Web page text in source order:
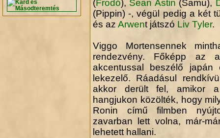
(Frodó), Sean Astin (Samu),
(Pippin) -, végül pedig a két
és az Arwent játszó Liv Tyler.
Viggo Mortensennek
rendezvény. Főképp az
akcentussal beszélő
lekezelő. Ráadásul
akkor derült fel, amikor
hangjukon közölték, hogy
Ronin című filmben
zavarban lett volna, már-
lehetett hallani.